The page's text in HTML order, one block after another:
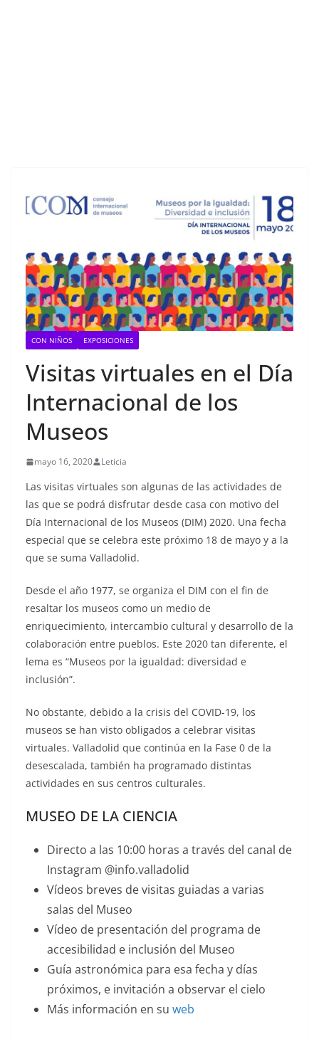
CON NIÑOS EXPOSICIONES
Visitas virtuales en el Día
Internacional de los
Museos
mayo 16, 2020 Leticia
Las visitas virtuales son algunas de las actividades de
las que se podrá disfrutar desde casa con motivo del
Día Internacional de los Museos (DIM) 2020. Una fecha
especial que se celebra este próximo 18 de mayo y a la
que se suma Valladolid.
Desde el año 1977, se organiza el DIM con el fin de
resaltar los museos como un medio de
enriquecimiento, intercambio cultural y desarrollo de la
colaboración entre pueblos. Este 2020 tan diferente, el
lema es “Museos por la igualdad: diversidad e
inclusión”.
No obstante, debido a la crisis del COVID-19, los
museos se han visto obligados a celebrar visitas
virtuales. Valladolid que continúa en la Fase 0 de la
desescalada, también ha programado distintas
actividades en sus centros culturales.
MUSEO DE LA CIENCIA
Directo a las 10:00 horas a través del canal de
Instagram @info.valladolid
Vídeos breves de visitas guiadas a varias
salas del Museo
Vídeo de presentación del programa de
accesibilidad e inclusión del Museo
Guía astronómica para esa fecha y días
próximos, e invitación a observar el cielo
Más información en su web